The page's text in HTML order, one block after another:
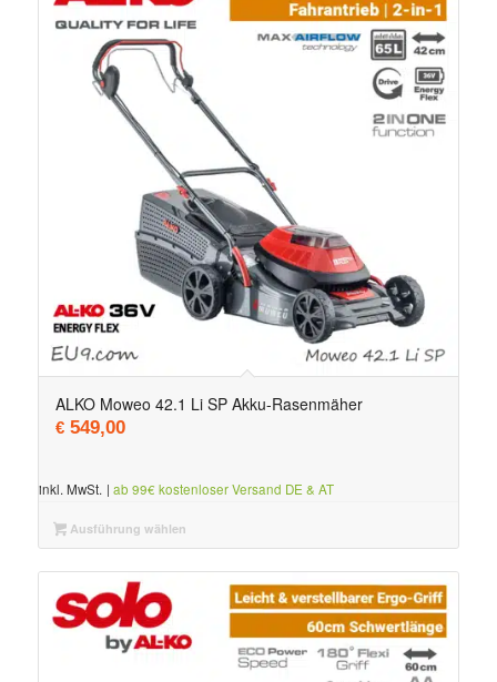
ALKO Moweo 42.1 Li SP Akku-Rasenmäher
€549,00
inkl. MwSt. | ab 99€ kostenloser Versand DE & AT
Ausführung wählen